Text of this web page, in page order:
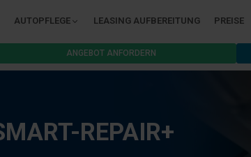
AUTOPFLEGE LEASING AUFBEREITUNG PREISE
ANGEBOT ANFORDERN
REPAIR+